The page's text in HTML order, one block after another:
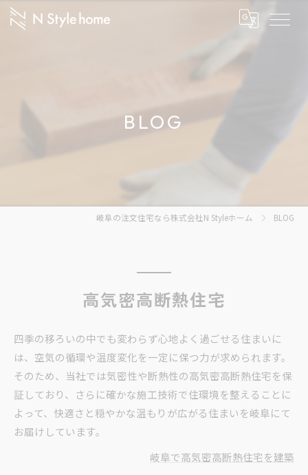
BLOG
岐阜の注文住宅なら株式会社N Styleホーム BLOG
高気密高断熱住宅
四季の移ろいの中でも変わらず心地よく過ごせる住まいに
は、空気の循環や温度変化を一定に保つ力が求められます。
そのため、当社では気密性や断熱性の高気密高断熱住宅を保
証しており、さらに確かな施工技術で住環境を整えることに
よって、快適さと穏やかな温もりが広がる住まいを岐阜にて
お届けしています。
岐阜で高気密高断熱住宅を建築